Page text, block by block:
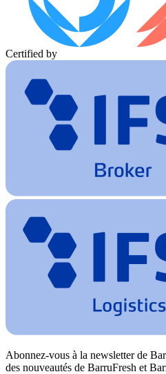
Certified by
Abonnez-vous à la newsletter de
des nouveautés de BarruFresh et